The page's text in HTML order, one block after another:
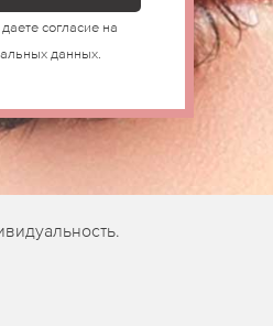
согласие на
данных.